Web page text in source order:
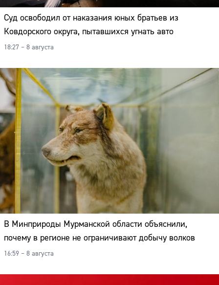
Суд освободил от наказания юных братьев из
Ковдорского округа, пытавшихся угнать авто
18:27 – 8 августа
В Минприроды Мурманской области объяснили,
почему в регионе не ограничивают добычу волков
16:59 – 8 августа